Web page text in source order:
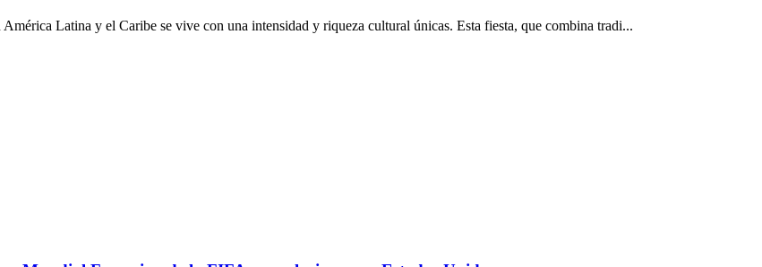
Latina y el Caribe se vive con una intensidad y riqueza cultural únicas. Esta fiesta, que combina tradi...